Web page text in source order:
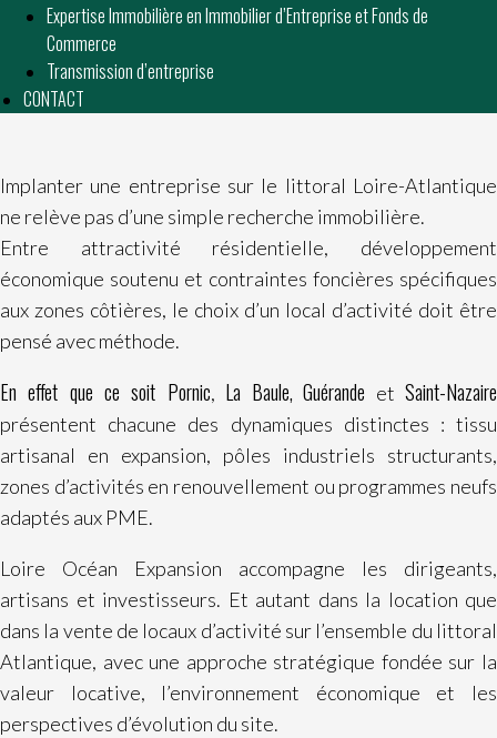
Expertise Immobilière en Immobilier d’Entreprise et Fonds de
Commerce
Transmission d’entreprise
CONTACT
Implanter une entreprise sur le littoral Loire-Atlantique
ne relève pas d’une simple recherche immobilière.
Entre attractivité résidentielle, développement
économique soutenu et contraintes foncières spécifiques
aux zones côtières, le choix d’un local d’activité doit être
pensé avec méthode.
En effet que ce soit Pornic, La Baule, Guérande etSaint-Nazaire
présentent chacune des dynamiques distinctes : tissu
artisanal en expansion, pôles industriels structurants,
zones d’activités en renouvellement ou programmes neufs
adaptés aux PME.
Loire Océan Expansion accompagne les dirigeants,
artisans et investisseurs. Et autant dans la location que
dans la vente de locaux d’activité sur l’ensemble du littoral
Atlantique, avec une approche stratégique fondée sur la
valeur locative, l’environnement économique et les
perspectives d’évolution du site.